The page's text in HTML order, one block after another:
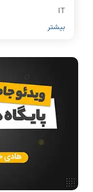
IT
شبکه های کامپیوتری
ریاضیات گسسته
مدار منطقی
ساختمان داده
طراحی الگوریتم
هوش مصنوعی
بیشتر